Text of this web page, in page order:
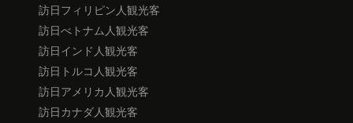
訪日フィリピン人観光客
訪日べトナム人観光客
訪日インド人観光客
訪日トルコ人観光客
訪日アメリカ人観光客
訪日カナダ人観光客